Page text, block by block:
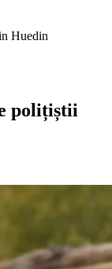
Huedin
polițiștii